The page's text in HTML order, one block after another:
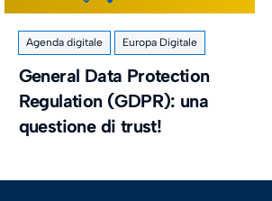
Agenda digitale Europa Digitale
General Data Protection
Regulation (GDPR): una
questione di trust!